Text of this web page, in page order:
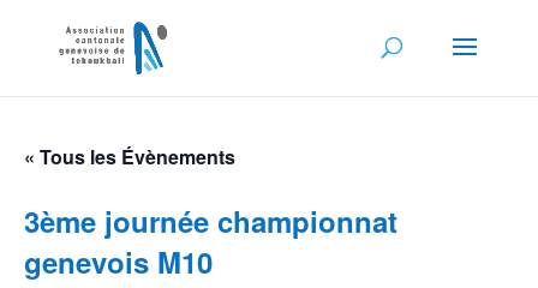
« Tous les Évènements
3ème journée championnat
genevois M10